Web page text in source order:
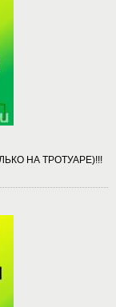
НА ТРОТУАРЕ)!!!